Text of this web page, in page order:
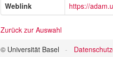
Weblink
https://
Zurück zur Auswahl
© Universität Basel